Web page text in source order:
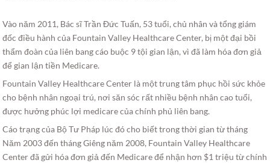
Vào năm 2011, Bác sĩ Trần Đức Tuấn, 53 tuổi, chủ nhân và tổng giám
đốc điều hành của Fountain Valley Healthcare Center, bị một đại bồi
thẩm đoàn của liên bang cáo buộc 9 tội gian lận, vì đã làm hóa đơn giả
để gian lận tiền Medicare.
Fountain Valley Healthcare Center là một trung tâm phục hồi sức khỏe
cho bệnh nhân ngoại trú, nơi săn sóc rất nhiều bệnh nhân cao tuổi,
được hưởng phúc lợi medicare của chính phủ liên bang.
Cáo trạng của Bộ Tư Pháp lúc đó cho biết trong thời gian từ tháng
Năm 2003 đến tháng Giêng năm 2008, Fountain Valley Healthcare
Center đã gửi hóa đơn giả đến Medicare để nhận hơn $1 triệu từ chính